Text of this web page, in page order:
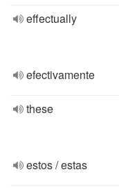
effectually
efectivamente
these
estos / estas